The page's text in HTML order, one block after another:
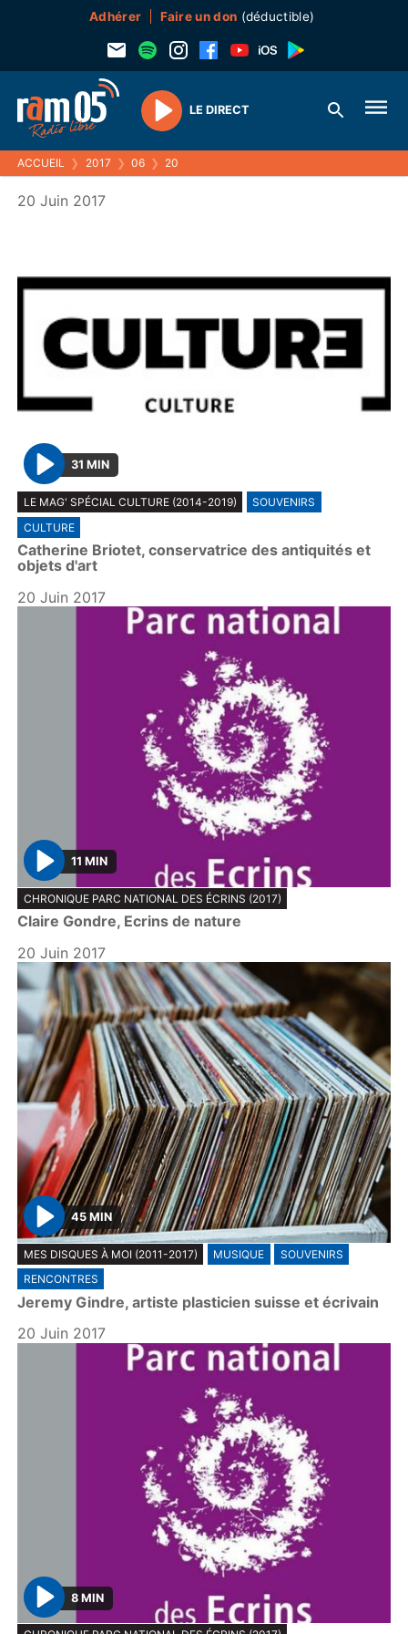
Adhérer Faire un don (déductible)
Play
LE DIRECT
ACCUEIL ❯ 2017 ❯ 06 ❯ 20
20 Juin 2017
P
l
a
y
31 MIN
LE MAG' SPÉCIAL CULTURE (2014-2019)
SOUVENIRS
CULTURE
Catherine Briotet, conservatrice des antiquités et
objets d'art
20 Juin 2017
P
l
a
y
11 MIN
CHRONIQUE PARC NATIONAL DES ÉCRINS (2017)
Claire Gondre, Ecrins de nature
20 Juin 2017
P
l
a
y
45 MIN
MES DISQUES À MOI (2011-2017) MUSIQUE
SOUVENIRS
RENCONTRES
Jeremy Gindre, artiste plasticien suisse et écrivain
20 Juin 2017
P
8 MIN